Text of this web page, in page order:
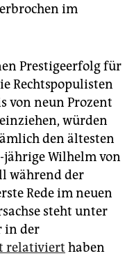
im
Prestigeerfolg für
Rechtspopulisten
von neun Prozent
würden
den ältesten
jährige Wilhelm von
während der
Rede im neuen
steht unter
in der
relativiert haben